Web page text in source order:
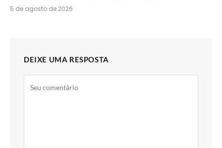
5 de agosto de 2026
DEIXE UMA RESPOSTA